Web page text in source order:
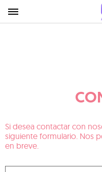
Si desea contactar con
siguiente formulario. Nos
en breve.